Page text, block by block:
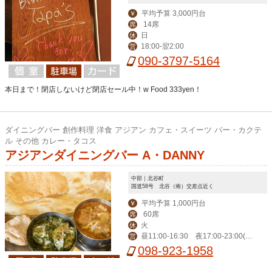
￥ 平均予算 3,000円台
席 14席
休 日
営 18:00-翌2:00
090-3797-5164
本日まで！閉店しないけど閉店セール中！w Food 333yen！
ダイニングバー 創作料理 洋食 アジアン カフェ・スイーツ バー・カクテ
ル その他 カレー・タコス
アジアンダイニングバー A・DANNY
中部｜北谷町
国道58号 北谷（南）交差点近く
￥ 平均予算 1,000円台
席 60席
休 火
営
昼11:00-16:30 夜17:00‐23:00(L
O 22:00)、金土24:00（LO 23:00）
098-923-1958